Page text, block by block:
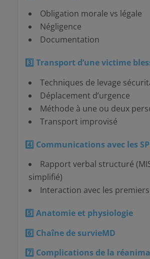
Obligation morale vs légale
Négligence
Documentation
3️⃣ Transport d’une victime
Techniques de levage
Déplacement d’urgence
Méthode à une ou deux
Transport improvisé
4️⃣ Communications avec les
Rapport verbal structuré
simplifié)
Interaction avec les
5️⃣ Anatomie et physiologie
6️⃣ Chaîne de survieMD
7️⃣ Complications de la